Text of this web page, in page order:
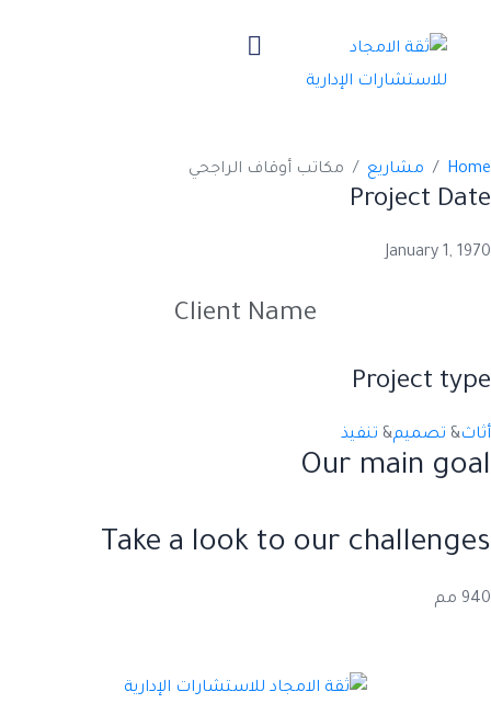
مكاتب أوقاف
الراجحي
Home مشاريع مكاتب أوقاف الراجحي
Project Date
January 1, 1970
Client Name
Project type
أثاث& تصميم& تنفيذ
Our main goal
Take a look to our challenges
940 مم